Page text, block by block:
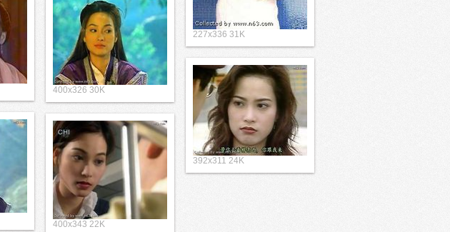
227x336 31K
400x326 30K
392x311 24K
400x343 22K